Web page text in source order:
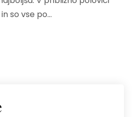
so vse po…